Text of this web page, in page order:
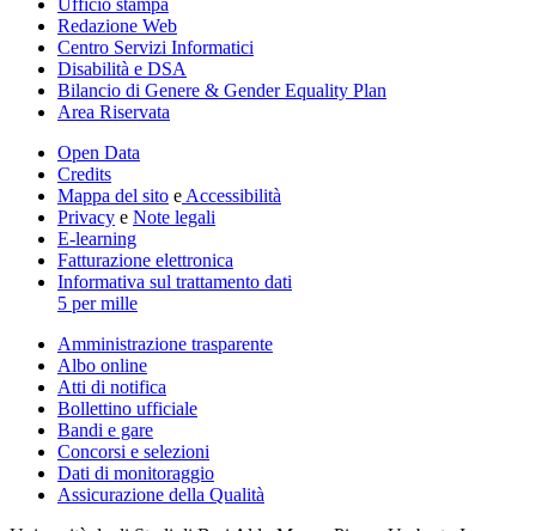
Redazione Web
Centro Servizi Informatici
Disabilità e DSA
Bilancio di Genere & Gender Equality Plan
Area Riservata
Open Data
Credits
Mappa del sito e Accessibilità
Privacy e Note legali
E-learning
Fatturazione elettronica
Informativa sul trattamento dati
5 per mille
Amministrazione trasparente
Albo online
Atti di notifica
Bollettino ufficiale
Bandi e gare
Concorsi e selezioni
Dati di monitoraggio
Assicurazione della Qualità